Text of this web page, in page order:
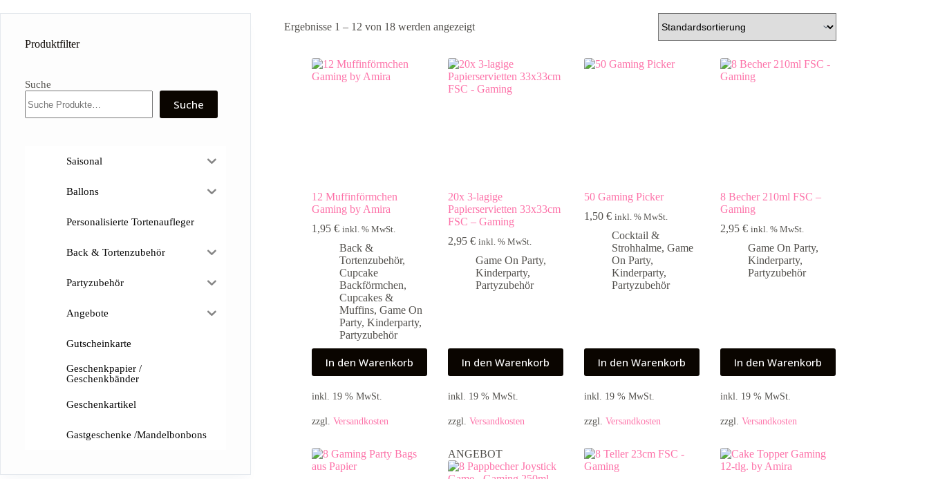
Ergebnisse 1 – 12 von 18 werden angezeigt
12 Muffinförmchen
Gaming by Amira
1,95€ inkl. % MwSt.
Back &
Tortenzubehör,
Cupcake
Backförmchen,
Cupcakes &
Muffins,Game On
Party,Kinderparty,
Partyzubehör
In den Warenkorb
inkl. 19 % MwSt.
zzgl.Versandkosten
20x 3-lagige
Papierservietten 33x33cm
FSC – Gaming
2,95€ inkl. % MwSt.
Game On Party,
Kinderparty,
Partyzubehör
In den Warenkorb
inkl. 19 % MwSt.
zzgl.Versandkosten
50 Gaming Picker
1,50€ inkl. % MwSt.
Cocktail &
Strohhalme,Game
On Party,
Kinderparty,
Partyzubehör
In den Warenkorb
inkl. 19 % MwSt.
zzgl.Versandkosten
8 Becher 210ml FSC –
Gaming
2,95€ inkl. % MwSt.
Game On Party,
Kinderparty,
Partyzubehör
In den Warenkorb
inkl. 19 % MwSt.
zzgl.Versandkosten
ANGEBOT
Produktfilter
Suche
Suche
Saisonal
Ballons
Personalisierte Tortenaufleger
Back & Tortenzubehör
Partyzubehör
Angebote
Gutscheinkarte
Geschenkpapier /
Geschenkbänder
Geschenkartikel
Gastgeschenke /Mandelbonbons